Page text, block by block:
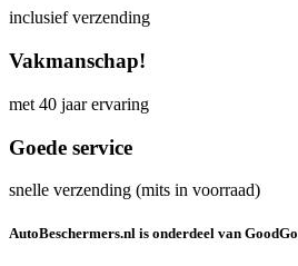
inclusief verzending
Vakmanschap!
met 40 jaar ervaring
Goede service
snelle verzending (mits in voorraad)
AutoBeschermers.nl is onderdeel van GoodGo